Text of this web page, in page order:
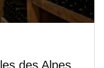
des Alpes